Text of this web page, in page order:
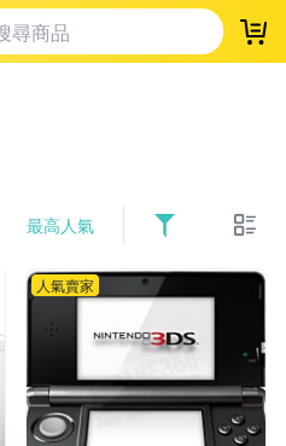
登
最高人氣
人氣賣家